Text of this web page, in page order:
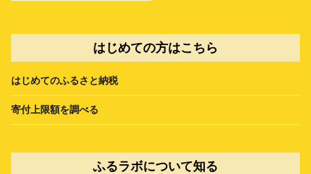
はじめての方はこちら
はじめてのふるさと納税
寄付上限額を調べる
ふるラボについて知る